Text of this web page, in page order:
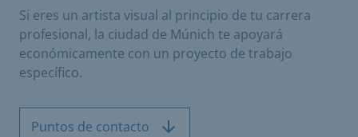
Si eres un artista visual al principio de tu carrera
profesional, la ciudad de Múnich te apoyará
económicamente con un proyecto de trabajo
específico.
Puntos de contacto